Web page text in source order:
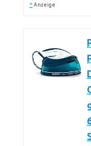
* Anzeige